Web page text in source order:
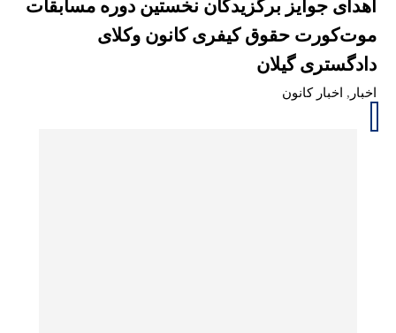
اهدای جوایز برگزیدگان نخستین دوره مسابقات
موت‌کورت حقوق کیفری کانون وکلای
دادگستری گیلان
اخبار , اخبار کانون